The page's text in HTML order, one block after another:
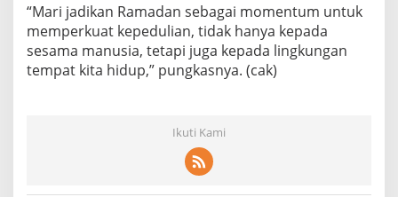
“Mari jadikan Ramadan sebagai momentum untuk
memperkuat kepedulian, tidak hanya kepada
sesama manusia, tetapi juga kepada lingkungan
tempat kita hidup,” pungkasnya. (cak)
Ikuti Kami